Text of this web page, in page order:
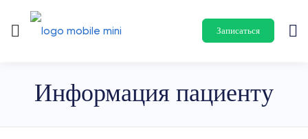
Записаться
Информация пациенту